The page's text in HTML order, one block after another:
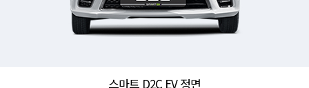
스마트 D2C EV 정면